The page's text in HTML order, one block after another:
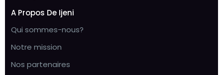
A Propos De Ijeni
Qui sommes-nous?
Notre mission
Nos partenaires